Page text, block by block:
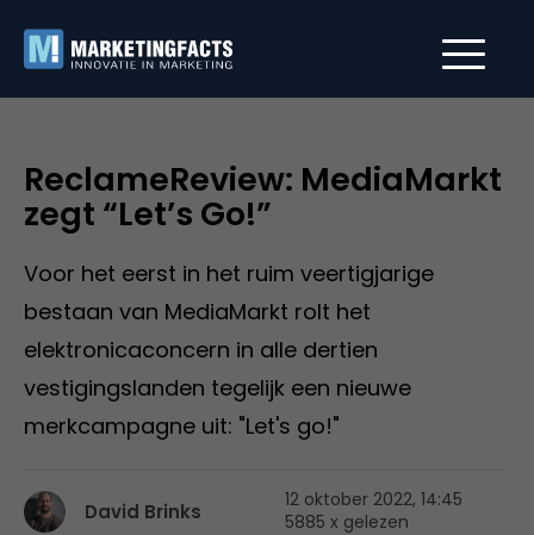
ReclameReview: MediaMarkt
zegt “Let’s Go!”
Voor het eerst in het ruim veertigjarige
bestaan van MediaMarkt rolt het
elektronicaconcern in alle dertien
vestigingslanden tegelijk een nieuwe
merkcampagne uit: "Let's go!"
David Brinks
12 oktober 2022, 14:45
5885 x gelezen